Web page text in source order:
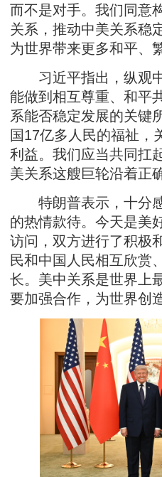
而不是对手。我们同意
关系，推动中美关系稳
为世界带来更多和平、
习近平指出，纵观中
能做到相互尊重、和平
系能否稳定发展的关键
国17亿多人民的福祉，
利益。我们应当共同扛
美关系这艘巨轮沿着正
特朗普表示，十分感
的热情款待。今天是美
访问，双方进行了积极
民和中国人民相互欣赏
长。美中关系是世界上
要加强合作，为世界创